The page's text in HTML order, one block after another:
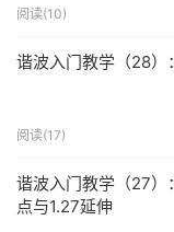
阅读(10)
谐波入门教学（28）
阅读(17)
谐波入门教学（27
点与1.27延伸